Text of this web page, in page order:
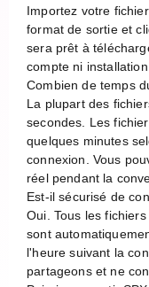
Importez votre
format de sortie et
sera prêt à
compte ni installation
Combien de temps
La plupart des
secondes. Les
quelques minutes
connexion. Vous
réel pendant la
Est-il sécurisé de
Oui. Tous les
sont
l'heure suivant la
partageons et ne